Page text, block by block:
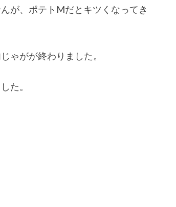
が、ポテトMだとキツくなってき
ゃがが終わりました。
た。